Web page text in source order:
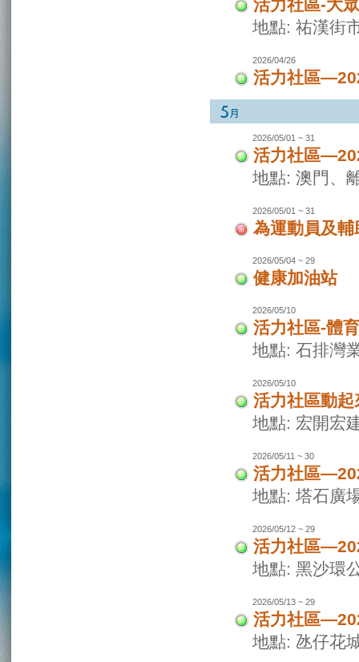
活力社區-大
地點: 祐漢街
2026/04/26
活力社區
2026/05/01 ~ 31
活力社區
地點: 澳門、
2026/05/01 ~ 31
為運動員及
2026/05/04 ~ 29
健康加油站
2026/05/10
活力社區-體
地點: 石排灣
2026/05/10
活力社區動
地點: 宏開宏
2026/05/11 ~ 30
活力社區
地點: 塔石廣
2026/05/12 ~ 29
活力社區
地點: 黑沙環
2026/05/13 ~ 29
活力社區
地點: 氹仔花